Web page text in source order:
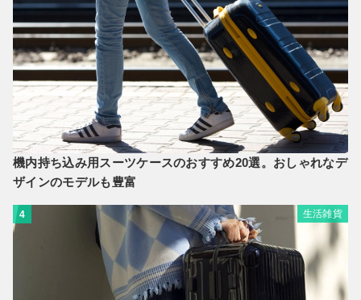
機内持ち込み用スーツケースのおすすめ20選。おしゃれなデ
ザインのモデルも豊富
4 生活雑貨